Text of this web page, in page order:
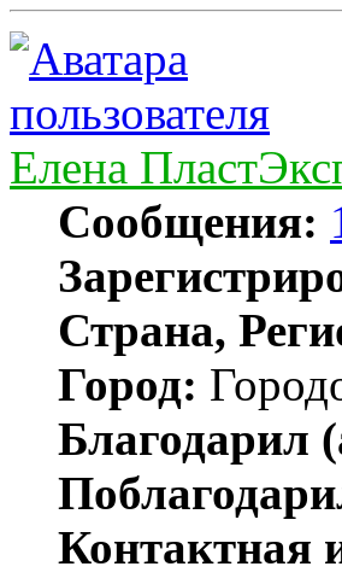
Елена
Сообщения:
Страна,
Город:
Благодарил
Контактная